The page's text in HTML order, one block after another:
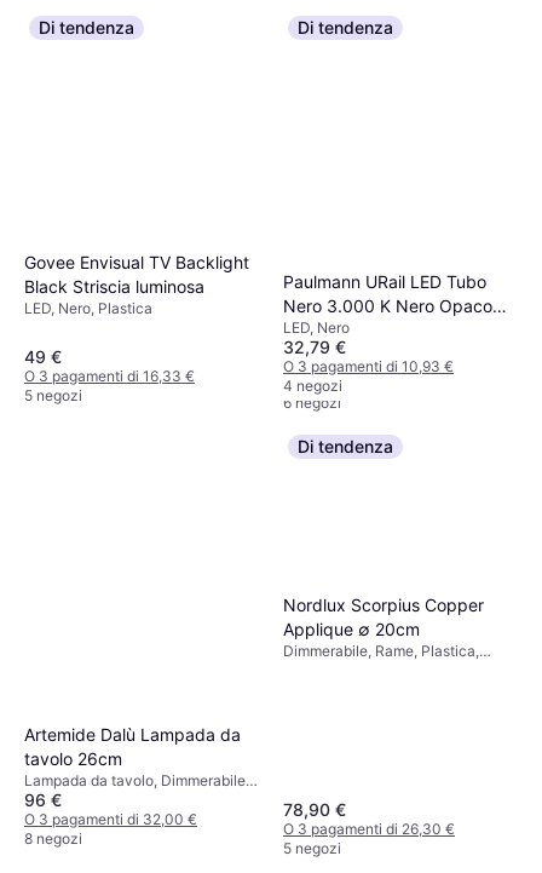
Flos Parentesi Non
Dimmerabile Lampada a
Sospensione ∅ 11cm
Dimmerabile, Nero, Acciaio,
Classe IP: IP20, Attacco Lampada:
E27
351 €
O 3 pagamenti di 117,00 €
6 negozi
Di tendenza
Govee Envisual TV Backlight
Black Striscia luminosa
LED, Nero, Plastica
49 €
O 3 pagamenti di 16,33 €
5 negozi
Di tendenza
Paulmann URail LED Tubo
Nero 3.000 K Nero Opaco
Faretto
LED, Nero
32,79 €
O 3 pagamenti di 10,93 €
4 negozi
Artemide Dalù Lampada da
tavolo 26cm
Lampada da tavolo, Dimmerabile,
Interruttore incorporato, LED, Nero,
Bianco, Blu, Naturale, Plastica,
Legno, Classe IP: IP20, Attacco
96 €
O 3 pagamenti di 32,00 €
8 negozi
Di tendenza
Nordlux Scorpius Copper
Applique ∅ 20cm
Dimmerabile, Rame, Plastica,
78,90 €
O 3 pagamenti di 26,30 €
5 negozi